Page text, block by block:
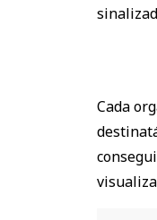
Cada